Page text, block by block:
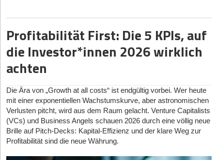
näher betrachten:
Option 1: BTC-Handel
Kryptowährungsbörsen handeln auf dieselbe Weise wie andere
Vermögenswerte - Aktien, Anleihen, Rohstoffe usw. Ein Trader
1. Analysiert den aktuellen Stand der Dinge und nutzt technische
Analysetools, um Vorhersagen über den Bitcoin-Kurs zu treffen;
2. Entwickelt eine Handelsstrategie;
3. Abschluss von Börsengeschäften (in der Regel für einen
kurzen Zeitraum, der einen Tag nicht überschreitet).
Profitabilität First: Die 5 KPIs, auf
die Investor*innen 2026 wirklich
achten
Die Ära von „Growth at all costs“ ist endgültig vorbei. Wer heute
mit einer exponentiellen Wachstumskurve, aber astronomischen
Verlusten pitcht, wird aus dem Raum gelacht. Venture Capitalists
(VCs) und Business Angels schauen 2026 durch eine völlig neue
Brille auf Pitch-Decks: Kapital-Effizienz und der klare Weg zur
Profitabilität sind die neue Währung.